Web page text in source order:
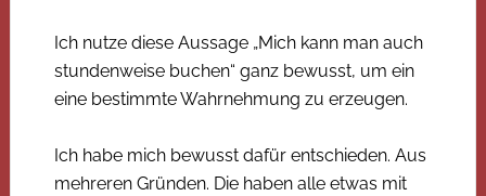
Ich nutze diese Aussage „Mich kann man auch
stundenweise buchen“ ganz bewusst, um ein
eine bestimmte Wahrnehmung zu erzeugen.
Ich habe mich bewusst dafür entschieden. Aus
mehreren Gründen. Die haben alle etwas mit